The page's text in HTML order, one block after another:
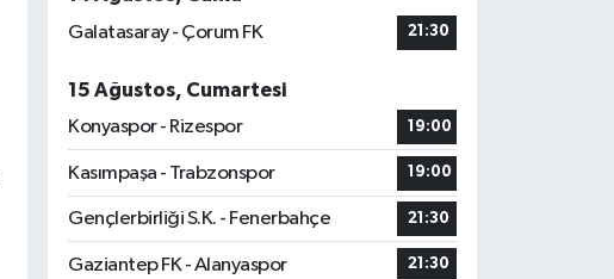
Galatasaray - Çorum FK
21:30
15 Ağustos, Cumartesi
Konyaspor - Rizespor
19:00
Kasımpaşa - Trabzonspor 19:00
Gençlerbirliği S.K. - Fenerbahçe 21:30
Gaziantep FK - Alanyaspor 21:30